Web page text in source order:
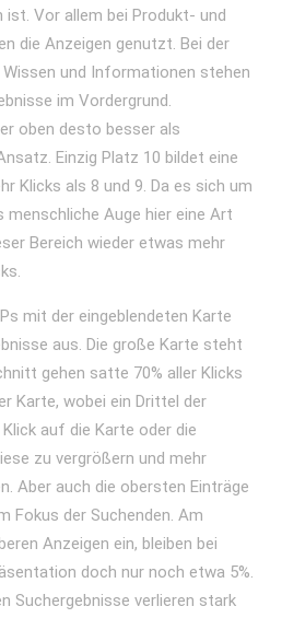
ist. Vor allem bei Produkt- und
die Anzeigen genutzt. Bei der
und Informationen stehen
im Vordergrund.
oben desto besser als
Einzig Platz 10 bildet eine
Klicks als 8 und 9. Da es sich um
menschliche Auge hier eine Art
Bereich wieder etwas mehr
mit der eingeblendeten Karte
aus. Die große Karte steht
gehen satte 70% aller Klicks
Karte, wobei ein Drittel der
auf die Karte oder die
zu vergrößern und mehr
Aber auch die obersten Einträge
Fokus der Suchenden. Am
Anzeigen ein, bleiben bei
doch nur noch etwa 5%.
Suchergebnisse verlieren stark